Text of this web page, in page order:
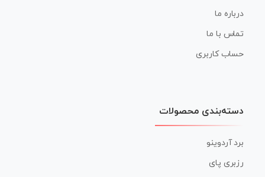
درباره ما
تماس با ما
حساب کاربری
دسته‌بندی محصولات
برد آردوینو
رزبری پای